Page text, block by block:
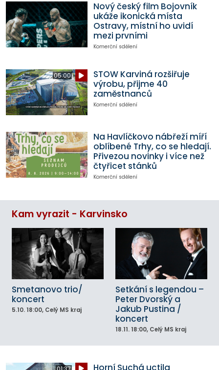
Nový český film Bojovník
ukáže ikonická místa
Ostravy, místní ho uvidí
mezi prvními
Komerční sdělení
05:00
STOW Karviná rozšiřuje
výrobu, přijme 40
zaměstnanců
Komerční sdělení
Na Havlíčkovo nábřeží míří
oblíbené Trhy, co se hledají.
Přivezou novinky i více než
čtyřicet stánků
Komerční sdělení
Kam vyrazit - Karvinsko
Smetanovo trio/
koncert
5.10. 18:00, Celý MS kraj
Setkání s legendou –
Peter Dvorský a
Jakub Pustina /
koncert
18.11. 18:00, Celý MS kraj
Horní Suchá uctila